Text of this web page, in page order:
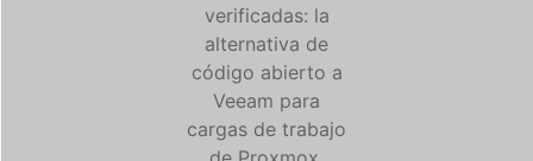
verificadas: la
alternativa de
código abierto a
Veeam para
cargas de trabajo